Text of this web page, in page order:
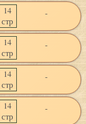
14
стр
-
14
стр
-
14
стр
-
14
стр
-